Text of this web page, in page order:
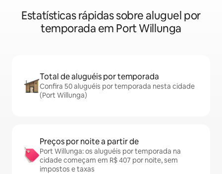
Estatísticas rápidas sobre aluguel por
temporada em Port Willunga
Total de aluguéis por temporada
Confira 50 aluguéis por temporada nesta cidade
(Port Willunga)
Preços por noite a partir de
Port Willunga: os aluguéis por temporada na
cidade começam em R$ 407 por noite, sem
impostos e taxas